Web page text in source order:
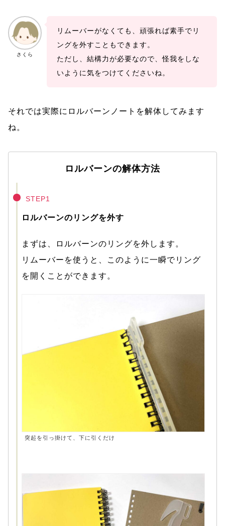
さくら
リムーバーがなくても、頑張れば素手でリ
ングを外すこともできます。
ただし、結構力が必要なので、怪我をしな
いように気をつけてくださいね。
それでは実際にロルバーンノートを解体してみます
ね。
ロルバーンの解体方法
STEP1
ロルバーンのリングを外す
まずは、ロルバーンのリングを外します。
リムーバーを使うと、このように一瞬でリング
を開くことができます。
突起を引っ掛けて、下に引くだけ